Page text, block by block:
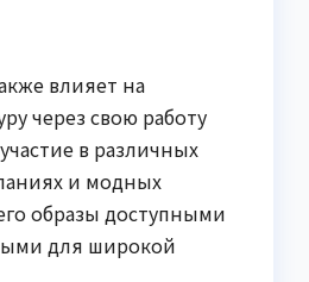
влияет на
через свою работу
в различных
и модных
образы доступными
для широкой